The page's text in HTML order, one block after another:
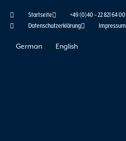
Startseite +49 (0)40 – 22 821 64 00
Datenschutzerklärung
Impressum
German English